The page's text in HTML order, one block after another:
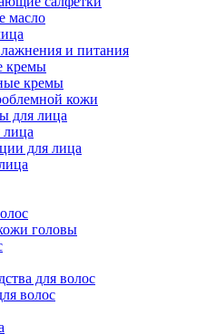
масло
и питания
кремы
кремы
кожи
для лица
лица
для лица
головы
для волос
волос